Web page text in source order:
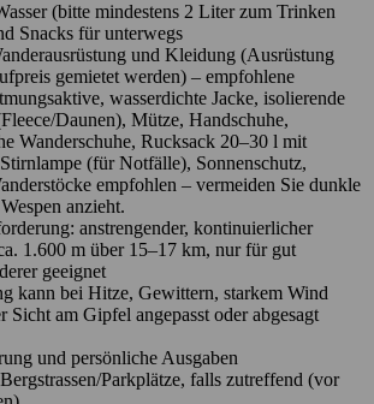
(bitte mindestens 2 Liter zum Trinken
Snacks für unterwegs
und Kleidung (Ausrüstung
gemietet werden) – empfohlene
wasserdichte Jacke, isolierende
Daunen), Mütze, Handschuhe,
Wanderschuhe, Rucksack 20–30 l mit
(für Notfälle), Sonnenschutz,
empfohlen – vermeiden Sie dunkle
anzieht.
anstrengender, kontinuierlicher
1.600 m über 15–17 km, nur für gut
geeignet
kann bei Hitze, Gewittern, starkem Wind
Sicht am Gipfel angepasst oder abgesagt
und persönliche Ausgaben
Parkplätze, falls zutreffend (vor